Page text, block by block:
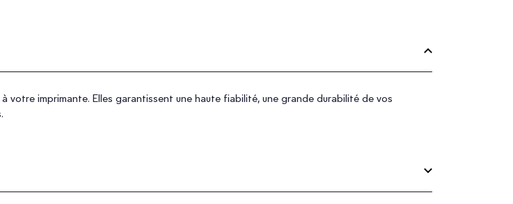
votre imprimante. Elles garantissent une haute fiabilité, une grande durabilité de vos